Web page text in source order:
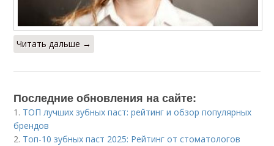
Читать дальше →
Последние обновления на сайте:
1. ТОП лучших зубных паст: рейтинг и обзор популярных
брендов
2. Топ-10 зубных паст 2025: Рейтинг от стоматологов